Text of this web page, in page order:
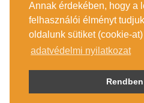
Annak érdekében, hogy a
felhasználói élményt
oldalunk sütiket (cookie-
adatvédelmi nyilatkozat
Rendben
1088 BUDAPEST,
ÍRJON
KÖZÉRDEKŰ